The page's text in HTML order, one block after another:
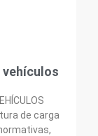
vehículos
de carga